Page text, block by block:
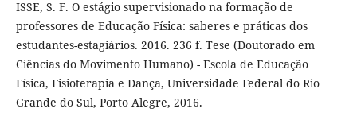
ISSE, S. F. O estágio supervisionado na formação de
professores de Educação Física: saberes e práticas dos
estudantes-estagiários. 2016. 236 f. Tese (Doutorado em
Ciências do Movimento Humano) - Escola de Educação
Física, Fisioterapia e Dança, Universidade Federal do Rio
Grande do Sul, Porto Alegre, 2016.